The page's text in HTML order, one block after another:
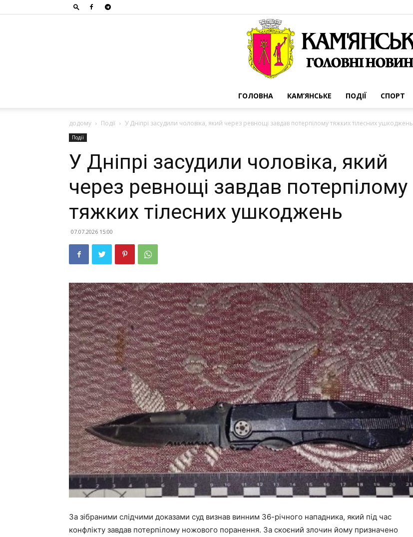
ГОЛОВНА КАМ’ЯНСЬКЕ ПОДІЇ СПОРТ
додому Події У Дніпрі засудили чоловіка, який через ревнощі завдав потерпілому тяжких тілесних ушкоджень
Події
У Дніпрі засудили чоловіка, який
через ревнощі завдав потерпілому
тяжких тілесних ушкоджень
07.07.2026 15:00
За зібраними слідчими доказами суд визнав винним 36-річного нападника, який під час
конфлікту завдав потерпілому ножового поранення. За скоєний злочин йому призначено